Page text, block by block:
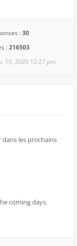
:30
:216503
10, 2020 12:27 pm
dans les prochains
coming days.